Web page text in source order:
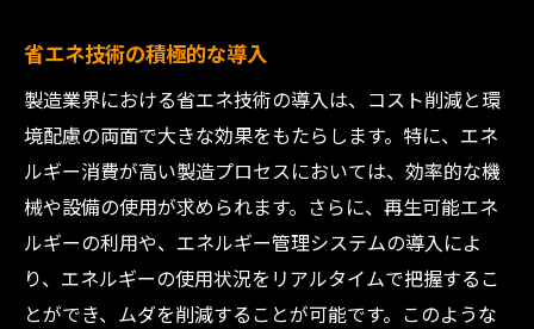
省エネ技術の積極的な導入
製造業界における省エネ技術の導入は、コスト削減と環
境配慮の両面で大きな効果をもたらします。特に、エネ
ルギー消費が高い製造プロセスにおいては、効率的な機
械や設備の使用が求められます。さらに、再生可能エネ
ルギーの利用や、エネルギー管理システムの導入によ
り、エネルギーの使用状況をリアルタイムで把握するこ
とができ、ムダを削減することが可能です。このような